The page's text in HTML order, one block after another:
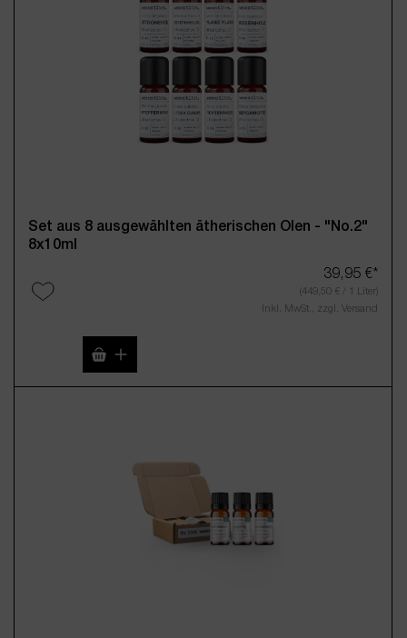
Set aus 8 ausgewählten ätherischen Ölen - "No.2"
8x10ml
39,95 €*
(449,50 € / 1 Liter)
Inkl. MwSt., zzgl. Versand
Produkt Anzahl: Gib den gewünschten